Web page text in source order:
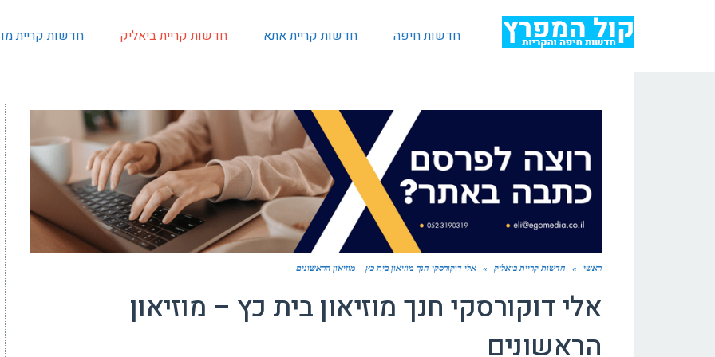
חדשות חיפה חדשות קריית אתא חדשות קריית ביאליק חדשות קריית
ראשי » חדשות קריית ביאליק » אלי דוקורסקי חנך מוזיאון בית כץ – מוזיאון הראשונים
אלי דוקורסקי חנך מוזיאון בית כץ – מוזיאון
הראשונים